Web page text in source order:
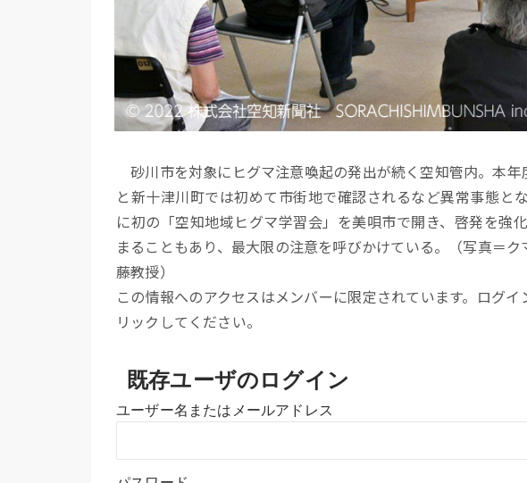
砂川市を対象にヒグマ注意喚起の発出が続く空知管内。本
と新十津川町では初めて市街地で確認されるなど異常事態と
に初の「空知地域ヒグマ学習会」を美唄市で開き、啓発を強
まることもあり、最大限の注意を呼びかけている。（写真＝
藤教授）
この情報へのアクセスはメンバーに限定されています。ログ
リックしてください。
既存ユーザのログイン
ユーザー名またはメールアドレス